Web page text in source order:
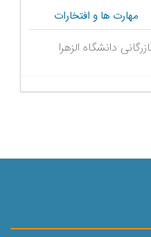
مهارت ها و افتخارات
دانشگاه الزهرا